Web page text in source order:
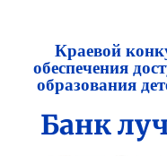
Краевой
обеспечения
образования
Банк